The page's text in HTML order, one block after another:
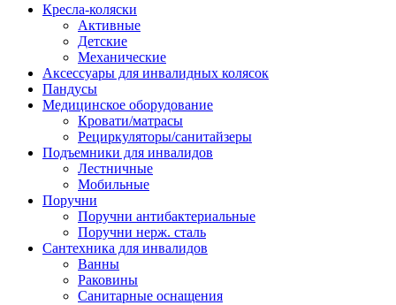
Кресла-коляски
Активные
Детские
Механические
Аксессуары для инвалидных колясок
Пандусы
Медицинское оборудование
Кровати/матрасы
Рециркуляторы/санитайзеры
Подъемники для инвалидов
Лестничные
Мобильные
Поручни
Поручни антибактериальные
Поручни нерж. сталь
Сантехника для инвалидов
Ванны
Раковины
Санитарные оснащения